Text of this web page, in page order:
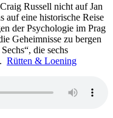
Russell nicht auf Jan
auf eine historische Reise
der Psychologie im Prag
Geheimnisse zu bergen
die sechs
Rütten & Loening